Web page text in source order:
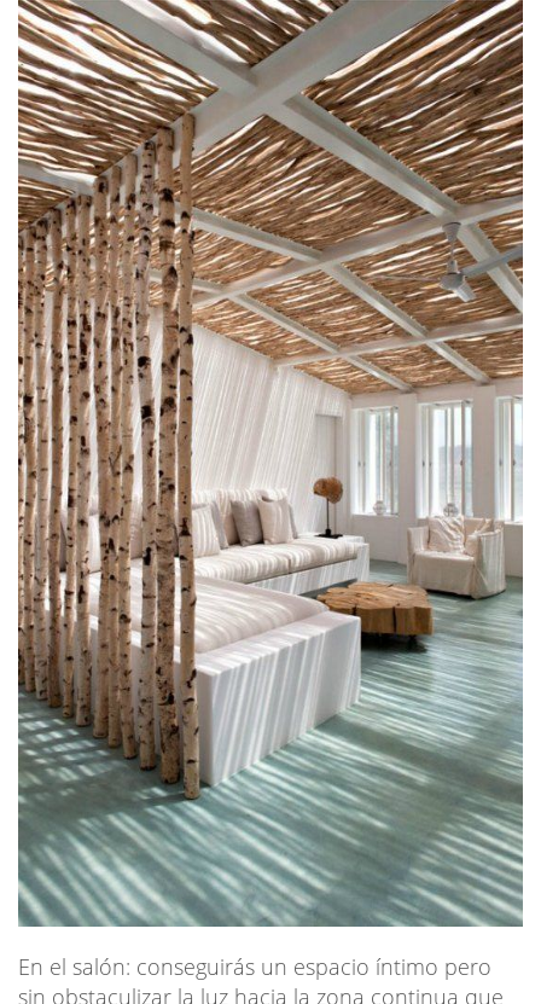
En el salón: conseguirás un espacio íntimo pero
sin obstaculizar la luz hacia la zona continua que